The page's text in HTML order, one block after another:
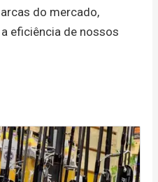
do mercado,
eficiência de nossos